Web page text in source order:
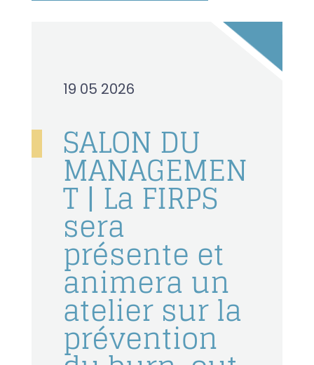
19 05 2026
SALON DU
MANAGEMEN
T | La FIRPS
sera
présente et
animera un
atelier sur la
prévention